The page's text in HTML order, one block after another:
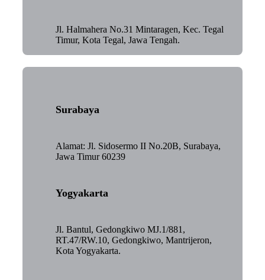
Jl. Halmahera No.31 Mintaragen, Kec. Tegal
Timur, Kota Tegal, Jawa Tengah.
Surabaya
Alamat: Jl. Sidosermo II No.20B, Surabaya,
Jawa Timur 60239
Yogyakarta
Jl. Bantul, Gedongkiwo MJ.1/881,
RT.47/RW.10, Gedongkiwo, Mantrijeron,
Kota Yogyakarta.